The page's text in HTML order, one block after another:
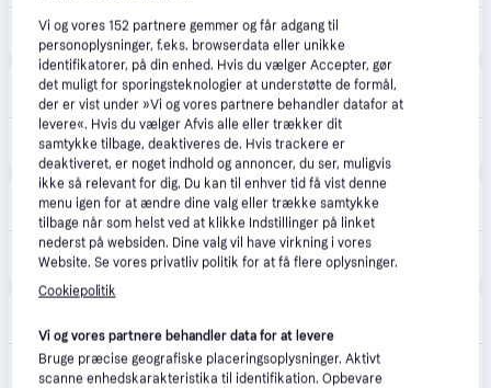
Coolshop 4.9(53)
Fri fragt,1 dag
Sony - WH-1000XM5 støjreducerende trådløse hovedtelefoner - Fri fragt og klar til levering - Blue
Eller 3 betalinger af 762 kr.
HiFi Klubben (34)
Fri fragt,1-2 dage
Sony WH-1000XM5 Trådløst headset - 3 års medlemsgaranti
Eller 3 betalinger af 833 kr.
48 kr. fragt 1-2 dage
Sony WH-1000XM5 trådløse støjreducerende hovedtelefoner, blå. 2.599 kr.
Vi og vores152 partnere gemmer og får adgang til
personoplysninger, f.eks. browserdata eller unikke
identifikatorer, på din enhed. Hvis du vælger Accepter, gør
det muligt for sporingsteknologier at understøtte de formål,
der er vist under »Vi og vores partnere behandler datafor at
levere«. Hvis du vælger Afvis alle eller trækker dit
samtykke tilbage, deaktiveres de. Hvis trackere er
deaktiveret, er noget indhold og annoncer, du ser, muligvis
ikke så relevant for dig. Du kan til enhver tid få vist denne
menu igen for at ændre dine valg eller trække samtykke
tilbage når som helst ved at klikke Indstillinger på linket
nederst på websiden. Dine valg vil have virkning i vores
Website. Se vores privatliv politik for at få flere oplysninger.
Cookiepolitik
Vi og vores partnere behandler data for at levere
Bruge præcise geografiske placeringsoplysninger. Aktivt
scanne enhedskarakteristika til identifikation. Opbevare